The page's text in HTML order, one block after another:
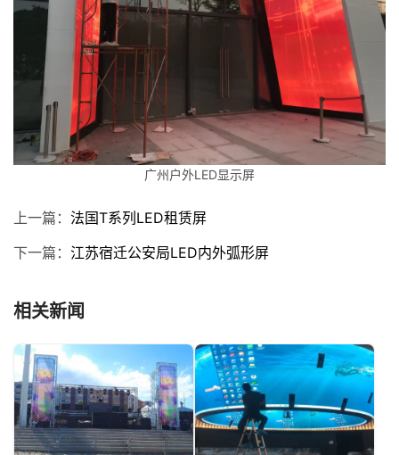
广州户外LED显示屏
上一篇： 法国T系列LED租赁屏
下一篇： 江苏宿迁公安局LED内外弧形屏
相关新闻